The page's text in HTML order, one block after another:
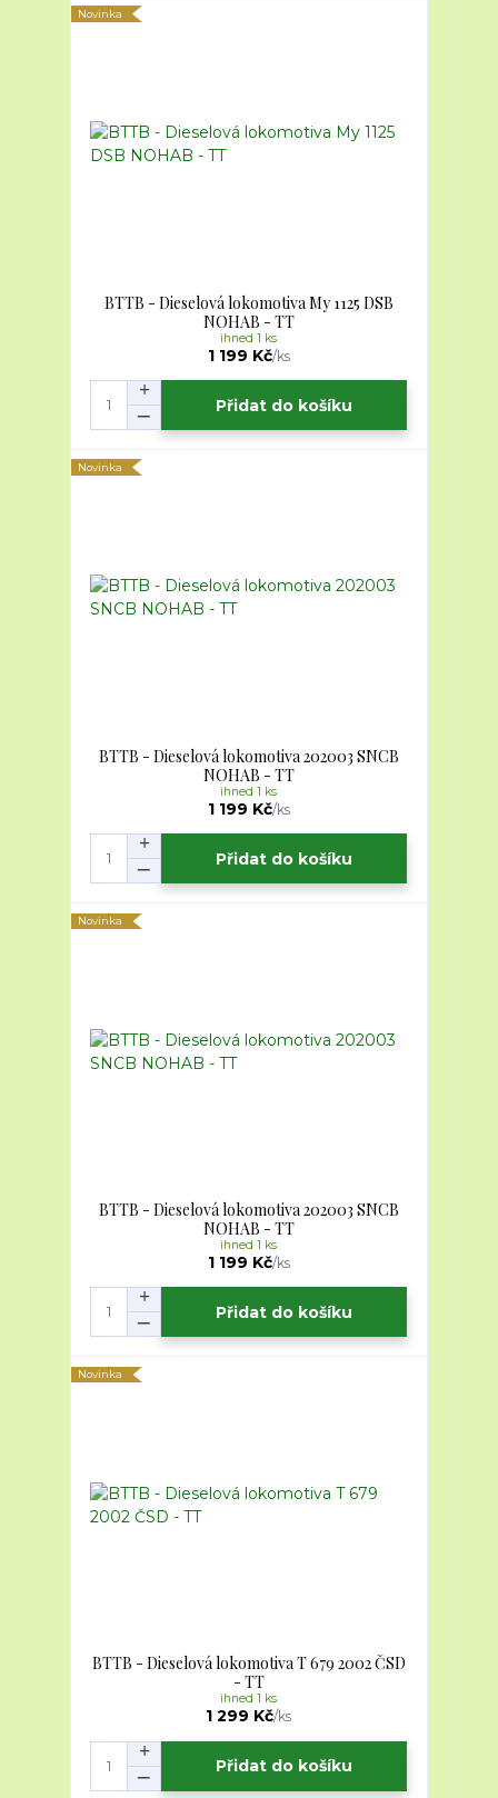
Novinka
BTTB - Dieselová lokomotiva My 1125 DSB
NOHAB - TT
1 199 Kč/ks
ihned 1 ks
Přidat do košíku
Novinka
BTTB - Dieselová lokomotiva 202003 SNCB
NOHAB - TT
1 199 Kč/ks
ihned 1 ks
Přidat do košíku
Novinka
BTTB - Dieselová lokomotiva 202003 SNCB
NOHAB - TT
1 199 Kč/ks
ihned 1 ks
Přidat do košíku
Novinka
BTTB - Dieselová lokomotiva T 679 2002 ČSD
- TT
1 299 Kč/ks
ihned 1 ks
Přidat do košíku